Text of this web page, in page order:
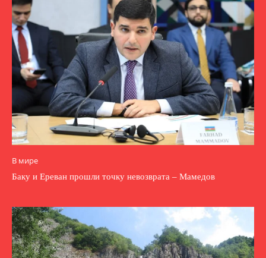
В мире
Баку и Ереван прошли точку невозврата – Мамедов